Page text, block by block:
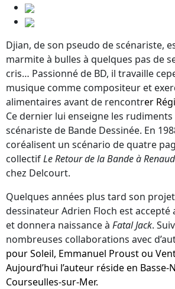
Djian, de son pseudo de scénariste,
marmite à bulles à quelques pas de
cris… Passionné de BD, il travaille
musique comme compositeur et
alimentaires avant de rencontrer
Ce dernier lui enseigne les
scénariste de Bande Dessinée. En
coréalisent un scénario de quatre
collectifLe Retour de la Bande à Renaud
chez Delcourt.
Quelques années plus tard son
dessinateur Adrien Floch est accepté
et donnera naissance à Fatal Jack.
nombreuses collaborations avec
pour Soleil, Emmanuel Proust ou
Aujourd’hui l’auteur réside en Basse-
Courseulles-sur-Mer.